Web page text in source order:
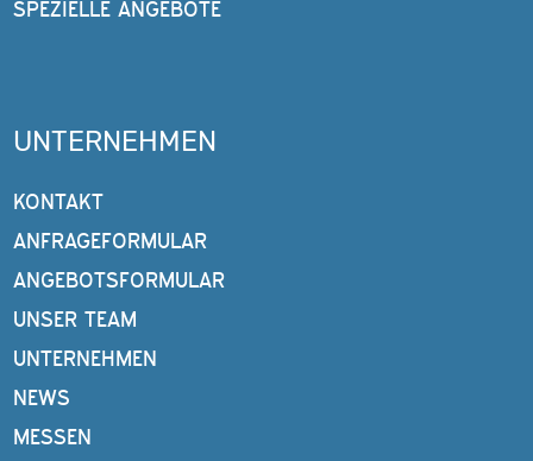
SPEZIELLE ANGEBOTE
UNTERNEHMEN
KONTAKT
ANFRAGEFORMULAR
ANGEBOTSFORMULAR
UNSER TEAM
UNTERNEHMEN
NEWS
MESSEN